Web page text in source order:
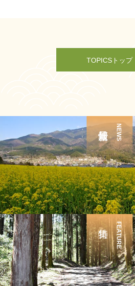
TOPICSトップ
NEWS
FEATURE